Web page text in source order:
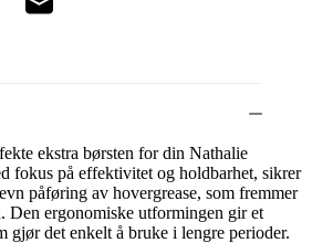
ekstra børsten for din Nathalie
fokus på effektivitet og holdbarhet, sikrer
påføring av hovergrease, som fremmer
Den ergonomiske utformingen gir et
gjør det enkelt å bruke i lengre perioder.